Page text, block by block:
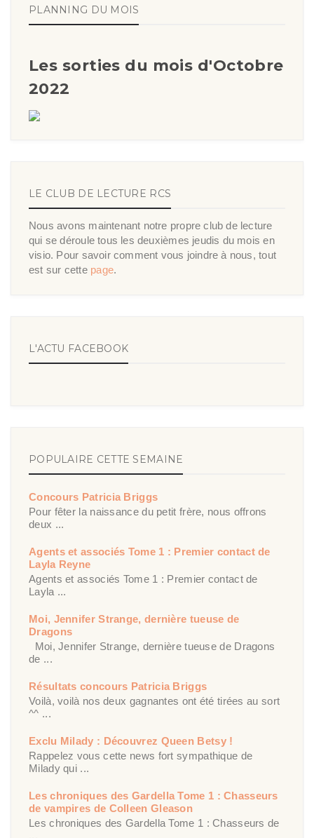
PLANNING DU MOIS
Les sorties du mois d'Octobre
2022
LE CLUB DE LECTURE RCS
Nous avons maintenant notre propre club de lecture
qui se déroule tous les deuxièmes jeudis du mois en
visio. Pour savoir comment vous joindre à nous, tout
est sur cette page.
L'ACTU FACEBOOK
POPULAIRE CETTE SEMAINE
Concours Patricia Briggs
Pour fêter la naissance du petit frère, nous offrons
deux ...
Agents et associés Tome 1 : Premier contact de
Layla Reyne
Agents et associés Tome 1 : Premier contact de
Layla ...
Moi, Jennifer Strange, dernière tueuse de
Dragons
Moi, Jennifer Strange, dernière tueuse de Dragons
de ...
Résultats concours Patricia Briggs
Voilà, voilà nos deux gagnantes ont été tirées au sort
^^ ...
Exclu Milady : Découvrez Queen Betsy !
Rappelez vous cette news fort sympathique de
Milady qui ...
Les chroniques des Gardella Tome 1 : Chasseurs
de vampires de Colleen Gleason
Les chroniques des Gardella Tome 1 : Chasseurs de